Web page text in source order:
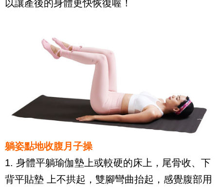
以讓產後的身體更快恢復喔！
躺姿點地收腹月子操
1. 身體平躺瑜伽墊上或較硬的床上，尾骨收、下
背平貼墊 上不拱起，雙腳彎曲抬起，感覺腹部用